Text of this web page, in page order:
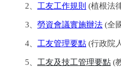
2 工友工作規則 (植根法
3、 勞資會議實施辦法 (全
4、 工友管理要點 (行政院
5、 工友及技工管理要點 (